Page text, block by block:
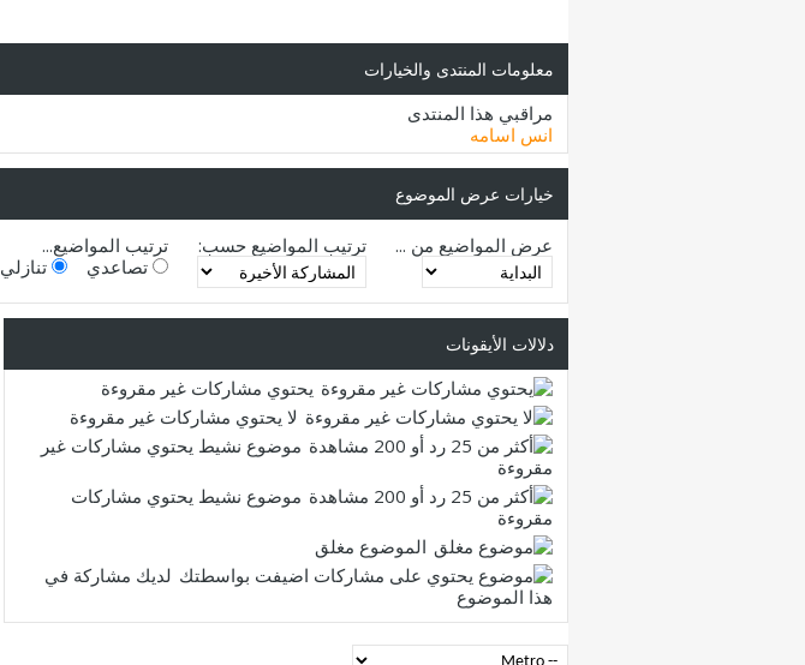
معلومات المنتدى والخيارات
مراقبي هذا المنتدى
انس اسامه
خيارات عرض الموضوع
عرض المواضيع من ... ترتيب المواضيع حسب:
ترتيب المواضيع...
تصاعدي
تنازلي
دلالات الأيقونات
يحتوي مشاركات غير مقروءة
لا يحتوي مشاركات غير مقروءة
موضوع نشيط يحتوي مشاركات غير
مقروءة
موضوع نشيط يحتوي مشاركات
مقروءة
الموضوع مغلق
لديك مشاركة في
هذا الموضوع